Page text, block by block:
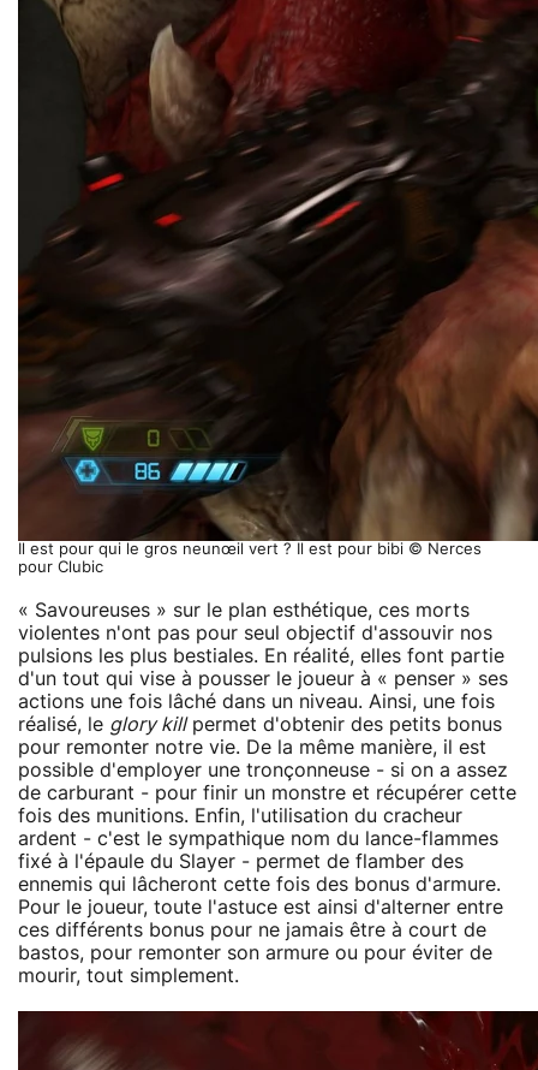
Il est pour qui le gros neunœil vert ? Il est pour bibi © Nerces
pour Clubic
« Savoureuses » sur le plan esthétique, ces morts
violentes n'ont pas pour seul objectif d'assouvir nos
pulsions les plus bestiales. En réalité, elles font partie
d'un tout qui vise à pousser le joueur à « penser » ses
actions une fois lâché dans un niveau. Ainsi, une fois
réalisé, le glory killpermet d'obtenir des petits bonus
pour remonter notre vie. De la même manière, il est
possible d'employer une tronçonneuse - si on a assez
de carburant - pour finir un monstre et récupérer cette
fois des munitions. Enfin, l'utilisation du cracheur
ardent - c'est le sympathique nom du lance-flammes
fixé à l'épaule du Slayer - permet de flamber des
ennemis qui lâcheront cette fois des bonus d'armure.
Pour le joueur, toute l'astuce est ainsi d'alterner entre
ces différents bonus pour ne jamais être à court de
bastos, pour remonter son armure ou pour éviter de
mourir, tout simplement.